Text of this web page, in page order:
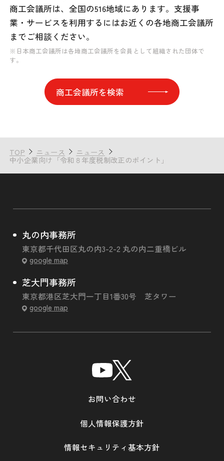
商工会議所は、全国の516地域にあります。 支援事
業・サービスを利用するにはお近くの各地商工会議所
までご相談ください。
※日本商工会議所は各地商工会議所を会員として組織された団体で
す。
商工会議所を検索
TOP ニュース ニュース
中小企業向け「令和８年度税制改正のポイント」
丸の内事務所
東京都千代田区丸の内3-2-2 丸の内二重橋ビル
google map
芝大門事務所
東京都港区芝大門一丁目1番30号 芝タワー
google map
お問い合わせ
個人情報保護方針
情報セキュリティ基本方針